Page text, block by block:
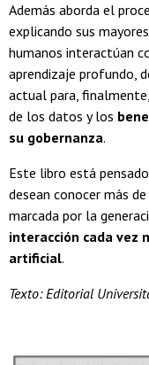
Además aborda el
explicando sus
humanos interactúan
aprendizaje profundo,
actual para,
de los datos y los
su gobernanza.
Este libro está pensado
desean conocer más
marcada por la
interacción cada vez
artificial.
Texto: Editorial